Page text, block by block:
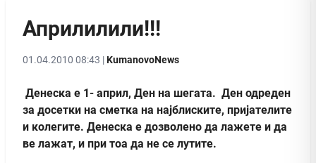
Априлилили!!!
01.04.2010 08:43 |KumanovoNews
Денеска е 1- април, Ден на шегата. Ден одреден
за досетки на сметка на најблиските, пријателите
и колегите. Денеска е дозволено да лажете и да
ве лажат, и при тоа да не се лутите.